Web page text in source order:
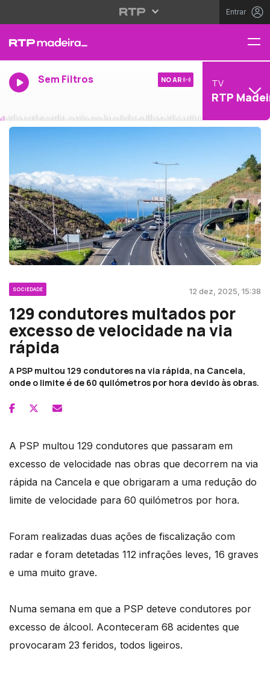
Entrar
Sem Filtros NO AR TV
RTP
SOCIEDADE 12 dez, 2025, 15:38
129 condutores multados por
excesso de velocidade na via
rápida
A PSP multou 129 condutores na via rápida, na Cancela,
onde o limite é de 60 quilómetros por hora devido às obras.
A PSP multou 129 condutores que passaram em
excesso de velocidade nas obras que decorrem na via
rápida na Cancela e que obrigaram a uma redução do
limite de velocidade para 60 quilómetros por hora.
Foram realizadas duas ações de fiscalização com
radar e foram detetadas 112 infrações leves, 16 graves
e uma muito grave.
Numa semana em que a PSP deteve condutores por
excesso de álcool. Aconteceram 68 acidentes que
provocaram 23 feridos, todos ligeiros.